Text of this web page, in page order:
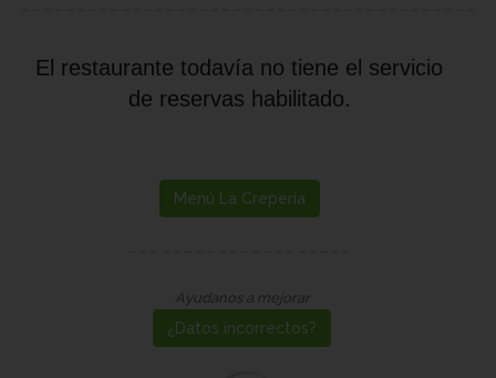
El restaurante todavía no tiene el servicio
de reservas habilitado.
Menú La Crepería
Ayudanos a mejorar
¿Datos incorrectos?